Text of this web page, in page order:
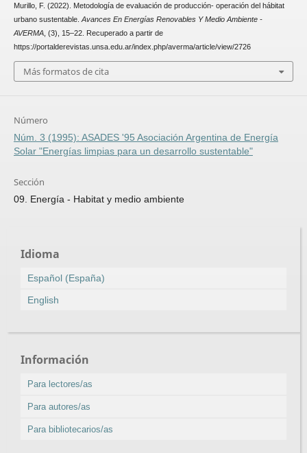
Murillo, F. (2022). Metodología de evaluación de producción- operación del hábitat
urbano sustentable. Avances En Energías Renovables Y Medio Ambiente -
AVERMA, (3), 15–22. Recuperado a partir de
https://portalderevistas.unsa.edu.ar/index.php/averma/article/view/2726
Más formatos de cita
Número
Núm. 3 (1995): ASADES '95 Asociación Argentina de Energía
Solar "Energías limpias para un desarrollo sustentable"
Sección
09. Energía - Habitat y medio ambiente
Idioma
Español (España)
English
Información
Para lectores/as
Para autores/as
Para bibliotecarios/as